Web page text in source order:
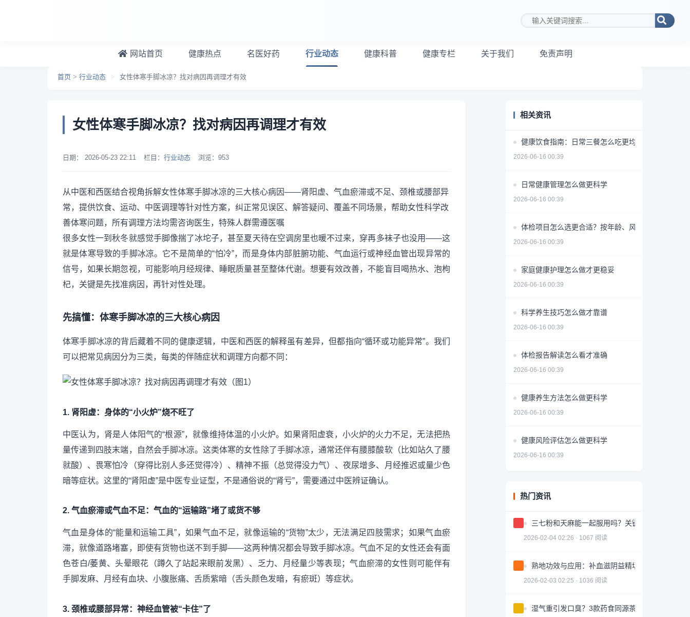
搜索关键词
网站首页 健康热点 名医好药 行业动态 健康科普 健康专栏 关于我们 免责声明
首页 > 行业动态 > 女性体寒手脚冰凉？找对病因再调理才有效
女性体寒手脚冰凉？找对病因再调理才有效
日期： 2026-05-23 22:11 栏目： 行业动态 浏览： 953
从中医和西医结合视角拆解女性体寒手脚冰凉的三大核心病因——肾阳虚、气血瘀滞或不足、颈椎或腰部异
常，提供饮食、运动、中医调理等针对性方案，纠正常见误区、解答疑问、覆盖不同场景，帮助女性科学改
善体寒问题，所有调理方法均需咨询医生，特殊人群需遵医嘱
很多女性一到秋冬就感觉手脚像揣了冰坨子，甚至夏天待在空调房里也暖不过来，穿再多袜子也没用——这
就是体寒导致的手脚冰凉。它不是简单的“怕冷”，而是身体内部脏腑功能、气血运行或神经血管出现异常的
信号，如果长期忽视，可能影响月经规律、睡眠质量甚至整体代谢。想要有效改善，不能盲目喝热水、泡枸
杞，关键是先找准病因，再针对性处理。
先搞懂：体寒手脚冰凉的三大核心病因
体寒手脚冰凉的背后藏着不同的健康逻辑，中医和西医的解释虽有差异，但都指向“循环或功能异常”。我们
可以把常见病因分为三类，每类的伴随症状和调理方向都不同：
1. 肾阳虚：身体的“小火炉”烧不旺了
中医认为，肾是人体阳气的“根源”，就像维持体温的小火炉。如果肾阳虚衰，小火炉的火力不足，无法把热
量传递到四肢末端，自然会手脚冰凉。这类体寒的女性除了手脚冰凉，通常还伴有腰膝酸软（比如站久了腰
就酸）、畏寒怕冷（穿得比别人多还觉得冷）、精神不振（总觉得没力气）、夜尿增多、月经推迟或量少色
暗等症状。这里的“肾阳虚”是中医专业证型，不是通俗说的“肾亏”，需要通过中医辨证确认。
2. 气血瘀滞或气血不足：气血的“运输路”堵了或货不够
气血是身体的“能量和运输工具”，如果气血不足，就像运输的“货物”太少，无法满足四肢需求；如果气血瘀
滞，就像道路堵塞，即使有货物也送不到手脚——这两种情况都会导致手脚冰凉。气血不足的女性还会有面
色苍白/萎黄、头晕眼花（蹲久了站起来眼前发黑）、乏力、月经量少等表现；气血瘀滞的女性则可能伴有
手脚发麻、月经有血块、小腹胀痛、舌质紫暗（舌头颜色发暗，有瘀斑）等症状。
3. 颈椎或腰部异常：神经血管被“卡住”了
相关资讯
健康饮食指南：日常三餐怎么吃更均衡
2026-06-16 00:39
日常健康管理怎么做更科学
2026-06-16 00:39
体检项目怎么选更合适？按年龄、风险和需求做判断
2026-06-16 00:39
家庭健康护理怎么做才更稳妥
2026-06-16 00:39
科学养生技巧怎么做才靠谱
2026-06-16 00:39
体检报告解读怎么看才准确
2026-06-16 00:39
健康养生方法怎么做更科学
2026-06-16 00:39
健康风险评估怎么做更科学
2026-06-16 00:39
热门资讯
三七粉和天麻能一起服用吗？关键问题解答
2026-02-04 02:26 · 1067 阅读
熟地功效与应用：补血滋阴益精填髓的中药详解
2026-02-03 02:25 · 1036 阅读
湿气重引发口臭？3款药食同源茶饮助你调理